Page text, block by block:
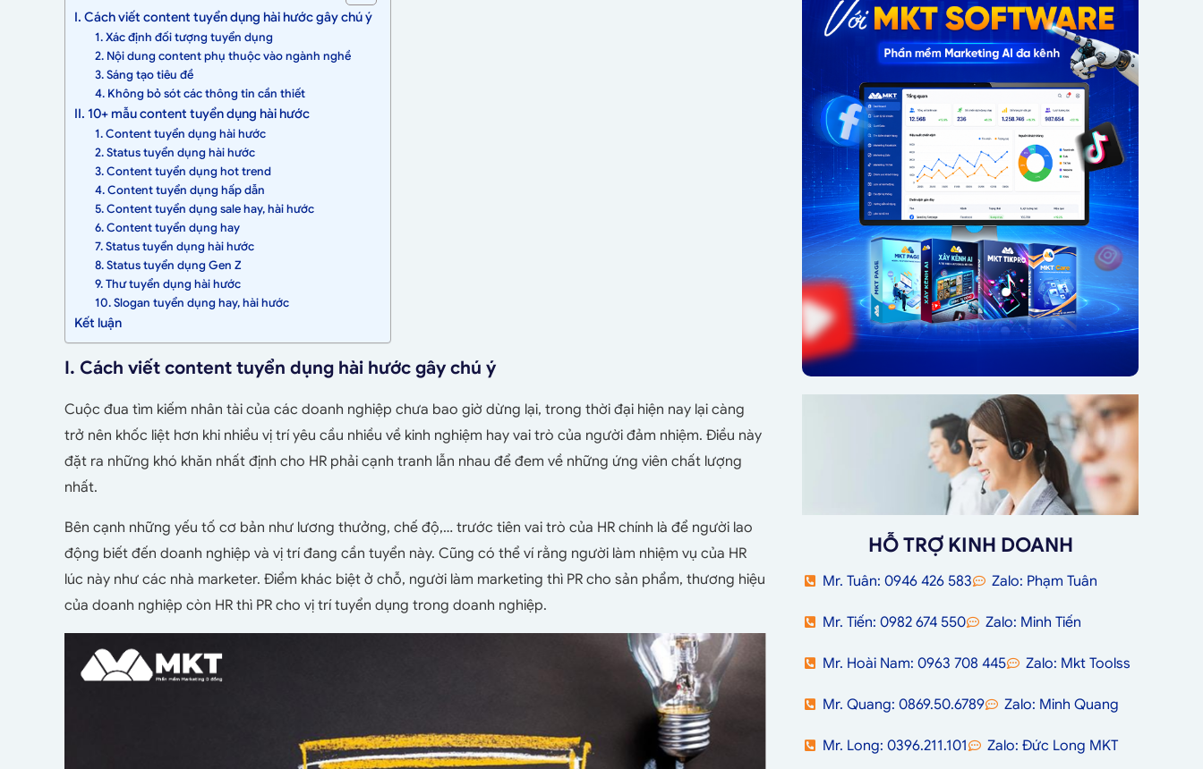
I. Cách viết content tuyển dụng hài hước gây chú ý
1. Xác định đối tượng tuyển dụng
2. Nội dung content phụ thuộc vào ngành nghề
3. Sáng tạo tiêu đề
4. Không bỏ sót các thông tin cần thiết
II. 10+ mẫu content tuyển dụng hài hước
1. Content tuyển dụng hài hước
2. Status tuyển dụng hài hước
3. Content tuyển dụng hot trend
4. Content tuyển dụng hấp dẫn
5. Content tuyển dụng sale hay, hài hước
6. Content tuyển dụng hay
7. Status tuyển dụng hài hước
8. Status tuyển dụng Gen Z
9. Thư tuyển dụng hài hước
10. Slogan tuyển dụng hay, hài hước
Kết luận
I. Cách viết content tuyển dụng hài hước gây chú ý
Cuộc đua tìm kiếm nhân tài của các doanh nghiệp chưa bao giờ dừng lại, trong thời đại hiện nay lại càng
trở nên khốc liệt hơn khi nhiều vị trí yêu cầu nhiều về kinh nghiệm hay vai trò của người đảm nhiệm. Điều này
đặt ra những khó khăn nhất định cho HR phải cạnh tranh lẫn nhau để đem về những ứng viên chất lượng
nhất.
Bên cạnh những yếu tố cơ bản như lương thưởng, chế độ,… trước tiên vai trò của HR chính là để người lao
động biết đến doanh nghiệp và vị trí đang cần tuyển này. Cũng có thể ví rằng người làm nhiệm vụ của HR
lúc này như các nhà marketer. Điểm khác biệt ở chỗ, người làm marketing thì PR cho sản phẩm, thương hiệu
của doanh nghiệp còn HR thì PR cho vị trí tuyển dụng trong doanh nghiệp.
HỖ TRỢ KINH DOANH
Mr. Tuân: 0946 426 583 Zalo: Phạm Tuân
Mr. Tiến: 0982 674 550 Zalo: Minh Tiến
Mr. Hoài Nam: 0963 708 445 Zalo: Mkt Toolss
Mr. Quang: 0869.50.6789 Zalo: Minh Quang
Mr. Long: 0396.211.101 Zalo: Đức Long MKT